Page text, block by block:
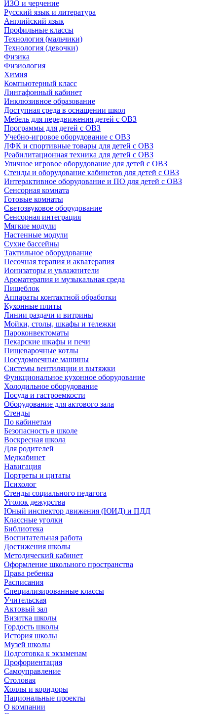
ИЗО и черчение
Русский язык и литература
Английский язык
Профильные классы
Технология (мальчики)
Технология (девочки)
Физика
Физиология
Химия
Компьютерный класс
Лингафонный кабинет
Инклюзивное образование
Доступная среда в оснащении школ
Мебель для передвижения детей с ОВЗ
Программы для детей с ОВЗ
Учебно-игровое оборудование с ОВЗ
ЛФК и спортивные товары для детей с ОВЗ
Реабилитационная техника для детей с ОВЗ
Уличное игровое оборудование для детей с ОВЗ
Стенды и оборудование кабинетов для детей с ОВЗ
Интерактивное оборудование и ПО для детей с ОВЗ
Сенсорная комната
Готовые комнаты
Светозвуковое оборудование
Сенсорная интеграция
Мягкие модули
Настенные модули
Сухие бассейны
Тактильное оборудование
Песочная терапия и акватерапия
Ионизаторы и увлажнители
Ароматерапия и музыкальная среда
Пищеблок
Аппараты контактной обработки
Кухонные плиты
Линии раздачи и витрины
Мойки, столы, шкафы и тележки
Пароконвектоматы
Пекарские шкафы и печи
Пищеварочные котлы
Посудомоечные машины
Системы вентиляции и вытяжки
Функциональное кухонное оборудование
Холодильное оборудование
Посуда и гастроемкости
Оборудование для актового зала
Стенды
По кабинетам
Безопасность в школе
Воскресная школа
Для родителей
Медкабинет
Навигация
Портреты и цитаты
Психолог
Стенды социального педагога
Уголок дежурства
Юный инспектор движения (ЮИД) и ПДД
Классные уголки
Библиотека
Воспитательная работа
Достижения школы
Методический кабинет
Оформление школьного пространства
Права ребенка
Расписания
Специализированные классы
Учительская
Актовый зал
Визитка школы
Гордость школы
История школы
Музей школы
Подготовка к экзаменам
Профориентация
Самоуправление
Столовая
Холлы и коридоры
Национальные проекты
О компании